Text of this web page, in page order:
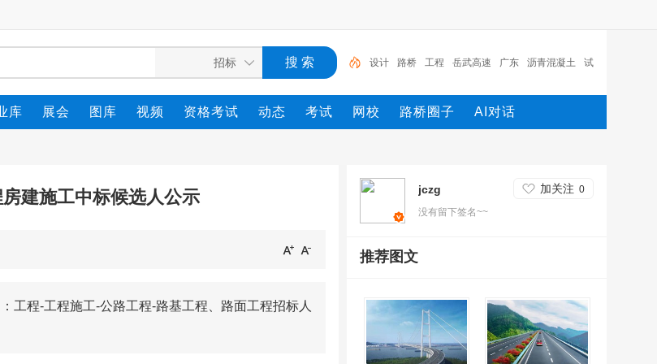
设计 路桥 工程 岳武高速 广东 沥青混凝土 试
验 机械 发电机 施工
库 展会 图库 视频 资格考试 动态 考试 网校 路桥圈子 AI对话
建施工中标候选人公示
工程-工程施工-公路工程-路基工程、路面工程招标人
jczg 加关注 0
没有留下签名~~
推荐图文